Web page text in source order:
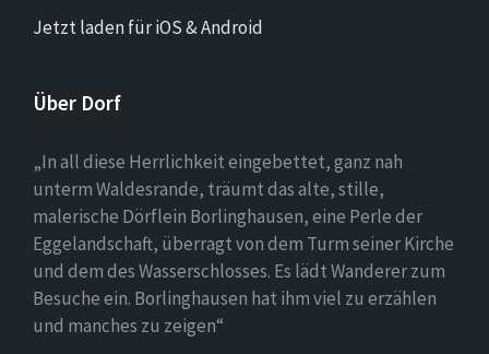
Jetzt laden für iOS & Android
Über Dorf
„In all diese Herrlichkeit eingebettet, ganz nah
unterm Waldesrande, träumt das alte, stille,
malerische Dörflein Borlinghausen, eine Perle der
Eggelandschaft, überragt von dem Turm seiner Kirche
und dem des Wasserschlosses. Es lädt Wanderer zum
Besuche ein. Borlinghausen hat ihm viel zu erzählen
und manches zu zeigen“